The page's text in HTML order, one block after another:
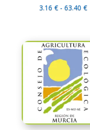
3.16€ - 63.40€